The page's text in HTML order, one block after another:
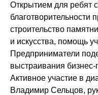
Открытием для ребят
благотворительности
строительство
и искусства, помощь
Предприниматели
выстраивания
Активное участие в
Владимир Сельцов,